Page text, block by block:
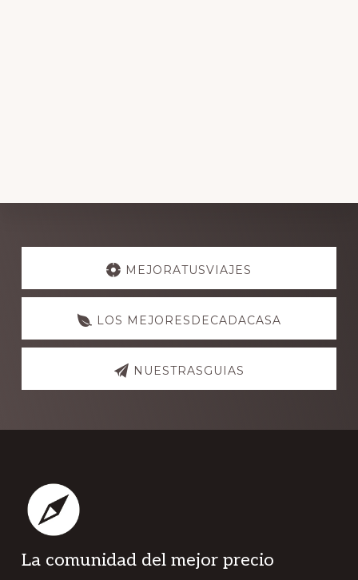
Explore
MEJORATUSVIAJES
LOS MEJORESDECADACASA
NUESTRASGUIAS
Footer
La comunidad del mejor precio